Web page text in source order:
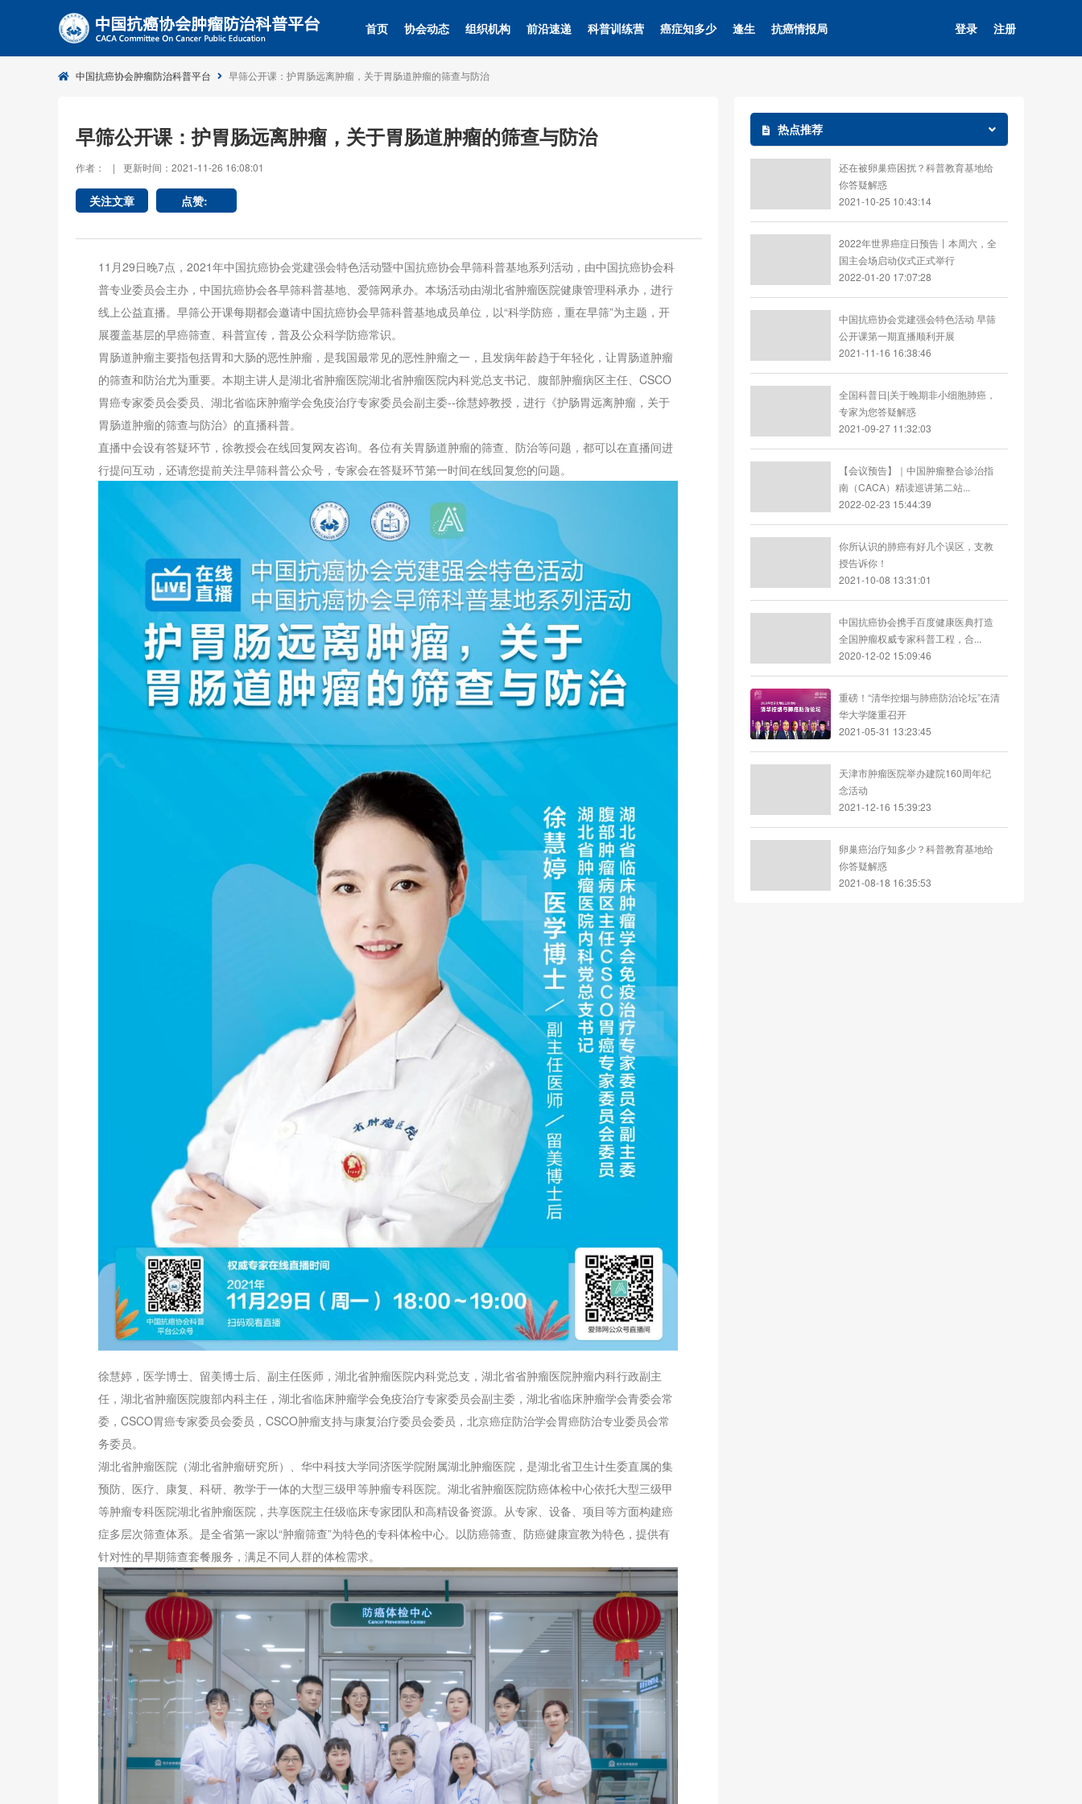
首页 协会动态 组织机构 前沿速递 科普训练营 癌症知多少 逢生 抗癌情报局 注册
登录
中国抗癌协会肿瘤防治科普平台 早筛公开课：护胃肠远离肿瘤，关于胃肠道肿瘤的筛查与防治
早筛公开课：护胃肠远离肿瘤，关于胃肠道肿瘤的筛查与防治
作者： | 更新时间：2021-11-26 16:08:01
关注文章 点赞:
11月29日晚7点，2021年中国抗癌协会党建强会特色活动暨中国抗癌协会早筛科普基地系列活动，由中国抗癌协会科
普专业委员会主办，中国抗癌协会各早筛科普基地、爱筛网承办。本场活动由湖北省肿瘤医院健康管理科承办，进行
线上公益直播。早筛公开课每期都会邀请中国抗癌协会早筛科普基地成员单位，以“科学防癌，重在早筛”为主题，开
展覆盖基层的早癌筛查、科普宣传，普及公众科学防癌常识。
胃肠道肿瘤主要指包括胃和大肠的恶性肿瘤，是我国最常见的恶性肿瘤之一，且发病年龄趋于年轻化，让胃肠道肿瘤
的筛查和防治尤为重要。本期主讲人是湖北省肿瘤医院湖北省肿瘤医院内科党总支书记、腹部肿瘤病区主任、CSCO
胃癌专家委员会委员、湖北省临床肿瘤学会免疫治疗专家委员会副主委--徐慧婷教授，进行《护肠胃远离肿瘤，关于
胃肠道肿瘤的筛查与防治》的直播科普。
直播中会设有答疑环节，徐教授会在线回复网友咨询。各位有关胃肠道肿瘤的筛查、防治等问题，都可以在直播间进
行提问互动，还请您提前关注早筛科普公众号，专家会在答疑环节第一时间在线回复您的问题。
徐慧婷，医学博士、留美博士后、副主任医师，湖北省肿瘤医院内科党总支，湖北省省肿瘤医院肿瘤内科行政副主
任，湖北省肿瘤医院腹部内科主任，湖北省临床肿瘤学会免疫治疗专家委员会副主委，湖北省临床肿瘤学会青委会常
委，CSCO胃癌专家委员会委员，CSCO肿瘤支持与康复治疗委员会委员，北京癌症防治学会胃癌防治专业委员会常
务委员。
湖北省肿瘤医院（湖北省肿瘤研究所）、华中科技大学同济医学院附属湖北肿瘤医院，是湖北省卫生计生委直属的集
预防、医疗、康复、科研、教学于一体的大型三级甲等肿瘤专科医院。湖北省肿瘤医院防癌体检中心依托大型三级甲
等肿瘤专科医院湖北省肿瘤医院，共享医院主任级临床专家团队和高精设备资源。从专家、设备、项目等方面构建癌
症多层次筛查体系。是全省第一家以“肿瘤筛查”为特色的专科体检中心。以防癌筛查、防癌健康宣教为特色，提供有
针对性的早期筛查套餐服务，满足不同人群的体检需求。
热点推荐
还在被卵巢癌困扰？科普教育基地给
你答疑解惑
2021-10-25 10:43:14
2022年世界癌症日预告丨本周六，全
国主会场启动仪式正式举行
2022-01-20 17:07:28
中国抗癌协会党建强会特色活动 早筛
公开课第一期直播顺利开展
2021-11-16 16:38:46
全国科普日|关于晚期非小细胞肺癌，
专家为您答疑解惑
2021-09-27 11:32:03
【会议预告】｜中国肿瘤整合诊治指
南（CACA）精读巡讲第二站...
2022-02-23 15:44:39
你所认识的肺癌有好几个误区，支教
授告诉你！
2021-10-08 13:31:01
中国抗癌协会携手百度健康医典打造
全国肿瘤权威专家科普工程，合...
2020-12-02 15:09:46
重磅！“清华控烟与肺癌防治论坛”在清
华大学隆重召开
2021-05-31 13:23:45
天津市肿瘤医院举办建院160周年纪
念活动
2021-12-16 15:39:23
卵巢癌治疗知多少？科普教育基地给
你答疑解惑
2021-08-18 16:35:53